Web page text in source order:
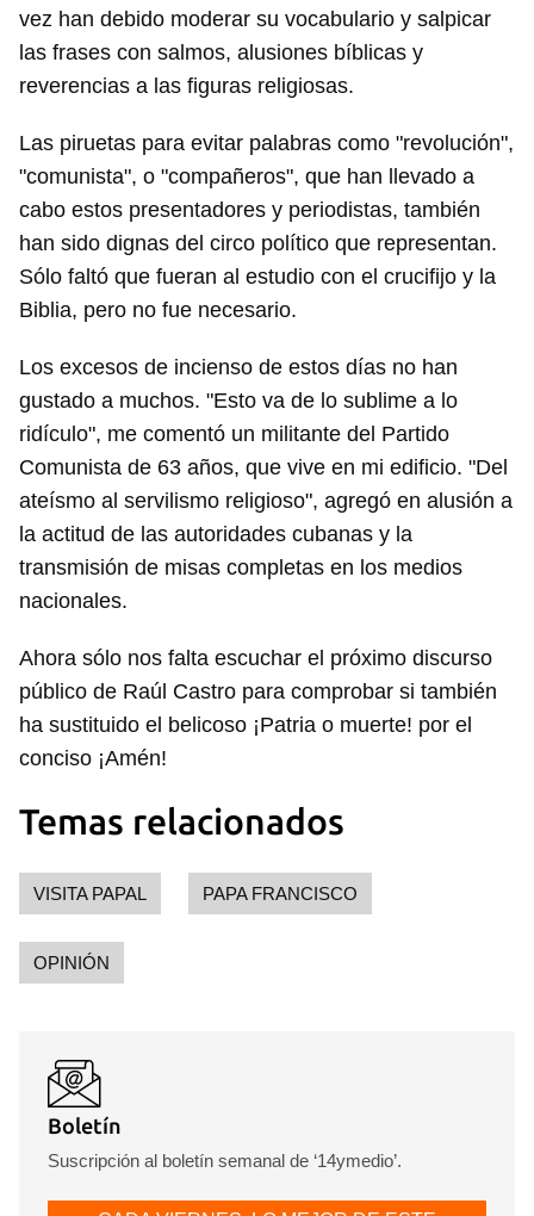
vez han debido moderar su vocabulario y salpicar
las frases con salmos, alusiones bíblicas y
reverencias a las figuras religiosas.
Las piruetas para evitar palabras como "revolución",
"comunista", o "compañeros", que han llevado a
cabo estos presentadores y periodistas, también
han sido dignas del circo político que representan.
Sólo faltó que fueran al estudio con el crucifijo y la
Biblia, pero no fue necesario.
Los excesos de incienso de estos días no han
gustado a muchos. "Esto va de lo sublime a lo
ridículo", me comentó un militante del Partido
Comunista de 63 años, que vive en mi edificio. "Del
ateísmo al servilismo religioso", agregó en alusión a
la actitud de las autoridades cubanas y la
transmisión de misas completas en los medios
nacionales.
Ahora sólo nos falta escuchar el próximo discurso
público de Raúl Castro para comprobar si también
ha sustituido el belicoso ¡Patria o muerte! por el
conciso ¡Amén!
Temas relacionados
VISITA PAPAL PAPA FRANCISCO
OPINIÓN
Boletín
Suscripción al boletín semanal de ‘14ymedio’.